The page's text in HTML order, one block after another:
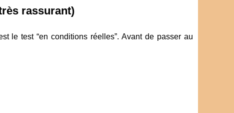
rassurant)
le test “en conditions réelles”. Avant de passer au